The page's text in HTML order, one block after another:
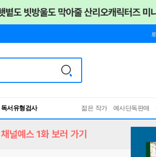
독서유형검사
RBTI Lab
젊은 작가 예사단독판매
채널예스 1화 보러 가기